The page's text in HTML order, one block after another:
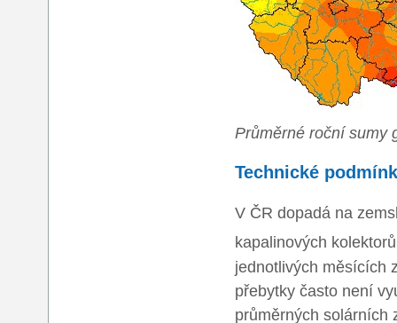
Průměrné roční sumy
Technické
V ČR dopadá na
kapalinových
jednotlivých měsících
přebytky často není
průměrných solárních